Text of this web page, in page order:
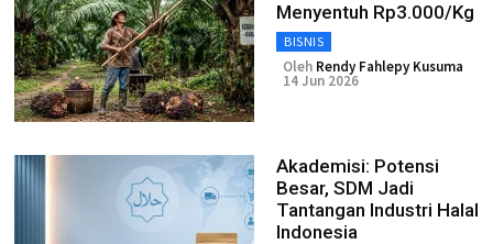
Menyentuh Rp3.000/Kg
BISNIS
Oleh Rendy Fahlepy Kusuma
14 Jun 2026
Akademisi: Potensi
Besar, SDM Jadi
Tantangan Industri Halal
Indonesia